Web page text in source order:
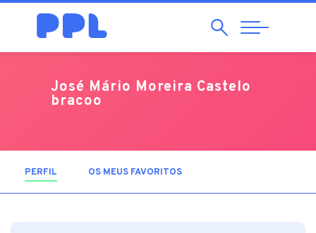
Pesquisar
Abrir
Navegação
José Mário Moreira Castelo
bracoo
PERFIL (SEPARADOR ATIVO)
OS MEUS FAVORITOS